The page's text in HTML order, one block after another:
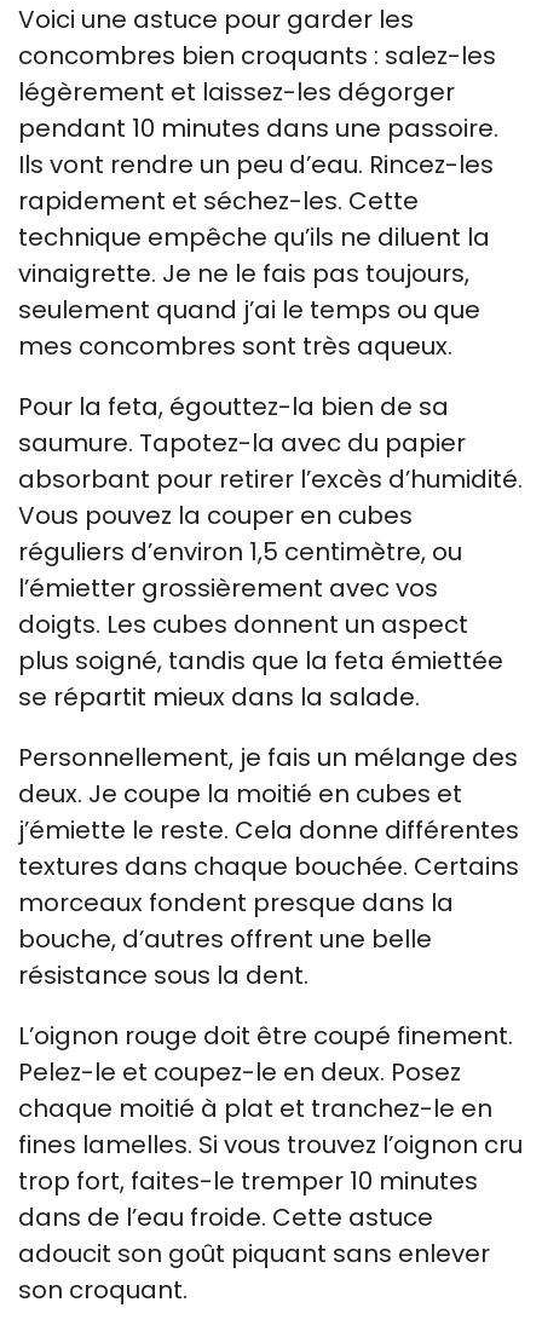
Voici une astuce pour garder les
concombres bien croquants : salez-les
légèrement et laissez-les dégorger
pendant 10 minutes dans une passoire.
Ils vont rendre un peu d’eau. Rincez-les
rapidement et séchez-les. Cette
technique empêche qu’ils ne diluent la
vinaigrette. Je ne le fais pas toujours,
seulement quand j’ai le temps ou que
mes concombres sont très aqueux.
Pour la feta, égouttez-la bien de sa
saumure. Tapotez-la avec du papier
absorbant pour retirer l’excès d’humidité.
Vous pouvez la couper en cubes
réguliers d’environ 1,5 centimètre, ou
l’émietter grossièrement avec vos
doigts. Les cubes donnent un aspect
plus soigné, tandis que la feta émiettée
se répartit mieux dans la salade.
Personnellement, je fais un mélange des
deux. Je coupe la moitié en cubes et
j’émiette le reste. Cela donne différentes
textures dans chaque bouchée. Certains
morceaux fondent presque dans la
bouche, d’autres offrent une belle
résistance sous la dent.
L’oignon rouge doit être coupé finement.
Pelez-le et coupez-le en deux. Posez
chaque moitié à plat et tranchez-le en
fines lamelles. Si vous trouvez l’oignon cru
trop fort, faites-le tremper 10 minutes
dans de l’eau froide. Cette astuce
adoucit son goût piquant sans enlever
son croquant.